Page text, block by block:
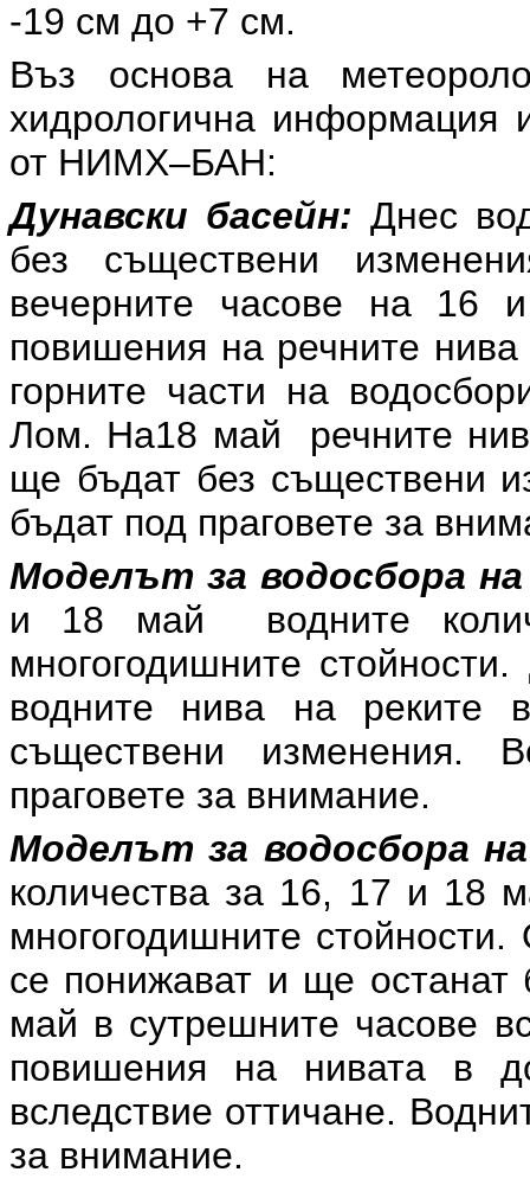
-19 см до +7 см.
Въз основа на
хидрологична информация
от НИМХ–БАН:
Дунавски басейн: Днес
без съществени
вечерните часове на
повишения на речните
горните части на
Лом. На18 май речните
ще бъдат без съществени
бъдат под праговете за
Моделът за водосбора
и 18 май водните
многогодишните
водните нива на реките
съществени изменения.
праговете за внимание.
Моделът за водосбора
количества за 16, 17 и 18
многогодишните
се понижават и ще
май в сутрешните часове
повишения на нивата в
вследствие оттичане.
за внимание.